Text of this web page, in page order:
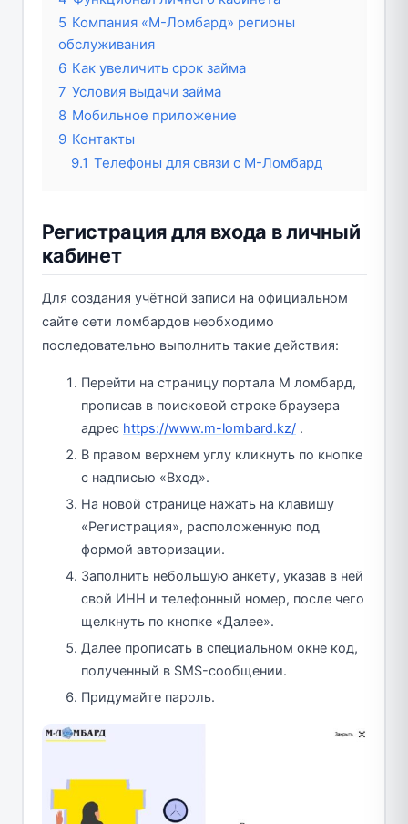
5 Компания «М-Ломбард» регионы
обслуживания
6 Как увеличить срок займа
7 Условия выдачи займа
8 Мобильное приложение
9 Контакты
9.1 Телефоны для связи с М-Ломбард
Регистрация для входа в личный
кабинет
Для создания учётной записи на официальном
сайте сети ломбардов необходимо
последовательно выполнить такие действия:
Перейти на страницу портала М ломбард,
прописав в поисковой строке браузера
адрес https://www.m-lombard.kz/ .
В правом верхнем углу кликнуть по кнопке
с надписью «Вход».
На новой странице нажать на клавишу
«Регистрация», расположенную под
формой авторизации.
Заполнить небольшую анкету, указав в ней
свой ИНН и телефонный номер, после чего
щелкнуть по кнопке «Далее».
Далее прописать в специальном окне код,
полученный в SMS-сообщении.
Придумайте пароль.